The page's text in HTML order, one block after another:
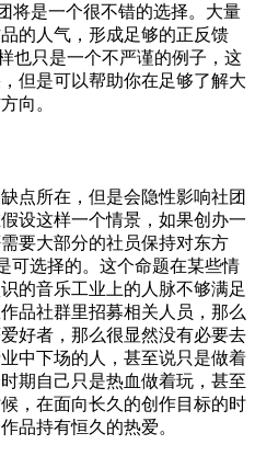
将是一个很不错的选择。大量
的人气，形成足够的正反馈
也只是一个不严谨的例子，这
但是可以帮助你在足够了解大
向。
点所在，但是会隐性影响社团
设这样一个情景，如果创办一
要大部分的社员保持对东方
可选择的。这个命题在某些情
的音乐工业上的人脉不够满足
品社群里招募相关人员，那么
好者，那么很显然没有必要去
中下场的人，甚至说只是做着
期自己只是热血做着玩，甚至
，在面向长久的创作目标的时
品持有恒久的热爱。